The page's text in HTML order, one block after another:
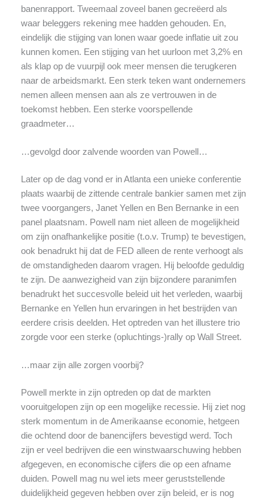
banenrapport. Tweemaal zoveel banen gecreëerd als
waar beleggers rekening mee hadden gehouden. En,
eindelijk die stijging van lonen waar goede inflatie uit zou
kunnen komen. Een stijging van het uurloon met 3,2% en
als klap op de vuurpijl ook meer mensen die terugkeren
naar de arbeidsmarkt. Een sterk teken want ondernemers
nemen alleen mensen aan als ze vertrouwen in de
toekomst hebben. Een sterke voorspellende
graadmeter…
…gevolgd door zalvende woorden van Powell…
Later op de dag vond er in Atlanta een unieke conferentie
plaats waarbij de zittende centrale bankier samen met zijn
twee voorgangers, Janet Yellen en Ben Bernanke in een
panel plaatsnam. Powell nam niet alleen de mogelijkheid
om zijn onafhankelijke positie (t.o.v. Trump) te bevestigen,
ook benadrukt hij dat de FED alleen de rente verhoogt als
de omstandigheden daarom vragen. Hij beloofde geduldig
te zijn. De aanwezigheid van zijn bijzondere paranimfen
benadrukt het succesvolle beleid uit het verleden, waarbij
Bernanke en Yellen hun ervaringen in het bestrijden van
eerdere crisis deelden. Het optreden van het illustere trio
zorgde voor een sterke (opluchtings-)rally op Wall Street.
…maar zijn alle zorgen voorbij?
Powell merkte in zijn optreden op dat de markten
vooruitgelopen zijn op een mogelijke recessie. Hij ziet nog
sterk momentum in de Amerikaanse economie, hetgeen
die ochtend door de banencijfers bevestigd werd. Toch
zijn er veel bedrijven die een winstwaarschuwing hebben
afgegeven, en economische cijfers die op een afname
duiden. Powell mag nu wel iets meer geruststellende
duidelijkheid gegeven hebben over zijn beleid, er is nog